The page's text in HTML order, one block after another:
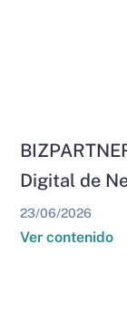
Digital de
23/06/2026
Ver contenido